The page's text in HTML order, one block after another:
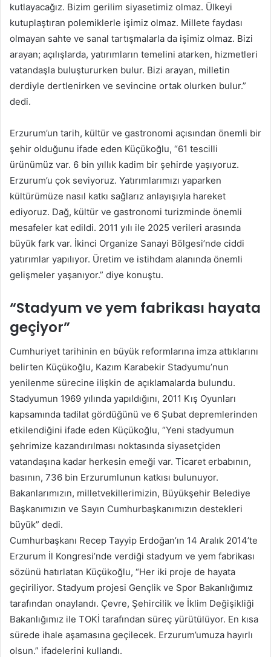
kutlayacağız. Bizim gerilim siyasetimiz olmaz. Ülkeyi
kutuplaştıran polemiklerle işimiz olmaz. Millete faydası
olmayan sahte ve sanal tartışmalarla da işimiz olmaz. Bizi
arayan; açılışlarda, yatırımların temelini atarken, hizmetleri
vatandaşla buluştururken bulur. Bizi arayan, milletin
derdiyle dertlenirken ve sevincine ortak olurken bulur.”
dedi.
Erzurum’un tarih, kültür ve gastronomi açısından önemli bir
şehir olduğunu ifade eden Küçükoğlu, “61 tescilli
ürünümüz var. 6 bin yıllık kadim bir şehirde yaşıyoruz.
Erzurum’u çok seviyoruz. Yatırımlarımızı yaparken
kültürümüze nasıl katkı sağlarız anlayışıyla hareket
ediyoruz. Dağ, kültür ve gastronomi turizminde önemli
mesafeler kat edildi. 2011 yılı ile 2025 verileri arasında
büyük fark var. İkinci Organize Sanayi Bölgesi’nde ciddi
yatırımlar yapılıyor. Üretim ve istihdam alanında önemli
gelişmeler yaşanıyor.” diye konuştu.
“Stadyum ve yem fabrikası hayata
geçiyor”
Cumhuriyet tarihinin en büyük reformlarına imza attıklarını
belirten Küçükoğlu, Kazım Karabekir Stadyumu’nun
yenilenme sürecine ilişkin de açıklamalarda bulundu.
Stadyumun 1969 yılında yapıldığını, 2011 Kış Oyunları
kapsamında tadilat gördüğünü ve 6 Şubat depremlerinden
etkilendiğini ifade eden Küçükoğlu, “Yeni stadyumun
şehrimize kazandırılması noktasında siyasetçiden
vatandaşına kadar herkesin emeği var. Ticaret erbabının,
basının, 736 bin Erzurumlunun katkısı bulunuyor.
Bakanlarımızın, milletvekillerimizin, Büyükşehir Belediye
Başkanımızın ve Sayın Cumhurbaşkanımızın destekleri
büyük” dedi.
Cumhurbaşkanı Recep Tayyip Erdoğan’ın 14 Aralık 2014’te
Erzurum İl Kongresi’nde verdiği stadyum ve yem fabrikası
sözünü hatırlatan Küçükoğlu, “Her iki proje de hayata
geçiriliyor. Stadyum projesi Gençlik ve Spor Bakanlığımız
tarafından onaylandı. Çevre, Şehircilik ve İklim Değişikliği
Bakanlığımız ile TOKİ tarafından süreç yürütülüyor. En kısa
sürede ihale aşamasına geçilecek. Erzurum’umuza hayırlı
olsun.” ifadelerini kullandı.